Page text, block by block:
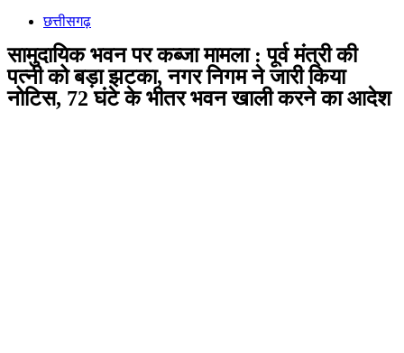
छत्तीसगढ़
सामुदायिक भवन पर कब्जा मामला : पूर्व मंत्री की
पत्नी को बड़ा झटका, नगर निगम ने जारी किया
नोटिस, 72 घंटे के भीतर भवन खाली करने का आदेश